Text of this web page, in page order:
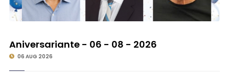
Aniversariante - 06 - 08 - 2026
06 AUG 2026